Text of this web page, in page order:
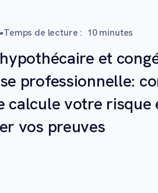
•Temps de lecture : 10minutes
et
professionnelle:
calcule votre risque
vos preuves